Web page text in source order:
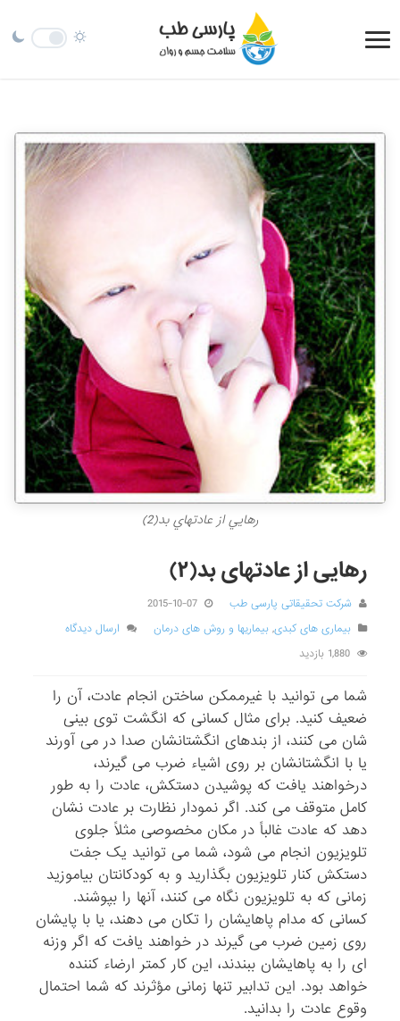
رهايي از عادتهاي بد(2)
رهایی از عادتهای بد(۲)
شرکت تحقیقاتی پارسی طب
2015-10-07
بیماری های کبدی,بیماریها و روش های درمان
ارسال دیدگاه
1,880 بازدید
شما می توانید با غیرممکن ساختن انجام عادت، آن را
ضعیف کنید. برای مثال کسانی که انگشت توی بینی
شان می کنند، از بندهای انگشتانشان صدا در می آورند
یا با انگشتانشان بر روی اشیاء ضرب می گیرند،
درخواهند یافت که پوشیدن دستکش، عادت را به طور
کامل متوقف می کند. اگر نمودار نظارت بر عادت نشان
دهد که عادت غالباً در مکان مخصوصی مثلاً جلوی
تلویزیون انجام می شود، شما می توانید یک جفت
دستکش کنار تلویزیون بگذارید و به کودکانتان بیاموزید
زمانی که به تلویزیون نگاه می کنند، آنها را بپوشند.
کسانی که مدام پاهایشان را تکان می دهند، یا با پایشان
روی زمین ضرب می گیرند در خواهند یافت که اگر وزنه
ای را به پاهایشان ببندند، این کار کمتر ارضاء کننده
خواهد بود. این تدابیر تنها زمانی مؤثرند که شما احتمال
وقوع عادت را بدانید.